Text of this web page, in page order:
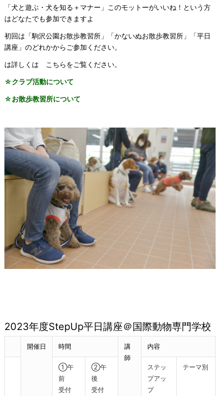
「犬と遊ぶ・犬を知る＋マナー」このモットーがいいね！という方
はどなたでも参加できますよ
初回は「駒沢公園お散歩教習所」「かないぬお散歩教習所」「平日
講座」のどれかからご参加ください。
は詳しくは こちらをご覧ください。
☆クラブ活動について
☆お散歩教習所について
2023年度StepUp平日講座＠国際動物専門学校
開催日 時間
講
師
内容
①午
前
受付
②午
後
受付
ステッ
プアッ
プ
テーマ別